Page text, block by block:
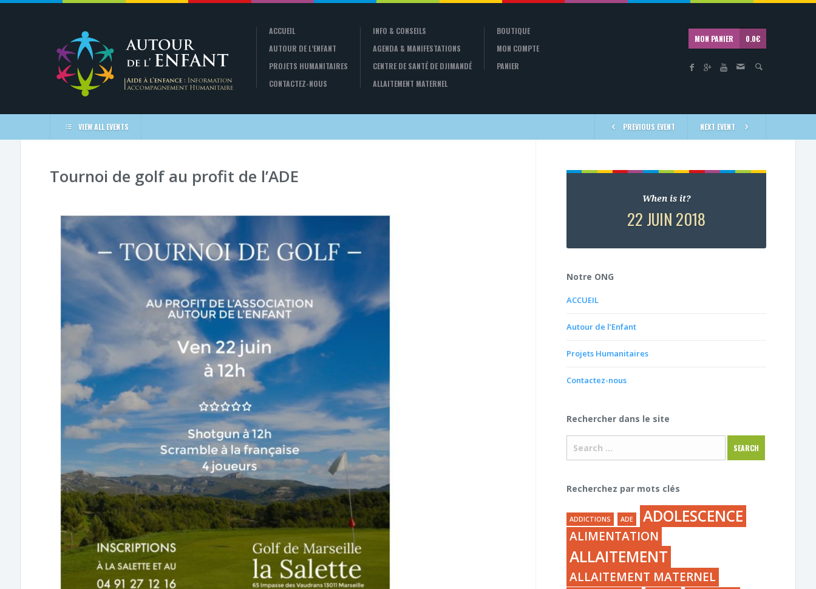
ACCUEIL
AUTOUR DE L’ENFANT
PROJETS HUMANITAIRES
CONTACTEZ-NOUS
INFO & CONSEILS
AGENDA & MANIFESTATIONS
CENTRE DE SANTÉ DE DJIMANDÉ
ALLAITEMENT MATERNEL
BOUTIQUE
MON COMPTE
PANIER
MON PANIER 0.0€
VIEW ALL EVENTS PREVIOUS EVENT NEXT EVENT
Tournoi de golf au profit de l’ADE
When is it?
22 JUIN 2018
Notre ONG
ACCUEIL
Autour de l’Enfant
Projets Humanitaires
Contactez-nous
Rechercher dans le site
Recherchez par mots clés
ADDICTIONS ADE ADOLESCENCE
ALIMENTATION
ALLAITEMENT
ALLAITEMENT MATERNEL